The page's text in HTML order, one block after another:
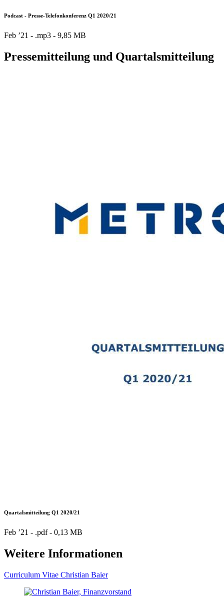
Podcast - Presse-Telefonkonferenz Q1 2020/21
Feb ’21 - .mp3 - 9,85 MB
Pressemitteilung und Quartalsmitteilung
Quartalsmitteilung Q1 2020/21
Feb ’21 - .pdf - 0,13 MB
Weitere Informationen
Curriculum Vitae Christian Baier